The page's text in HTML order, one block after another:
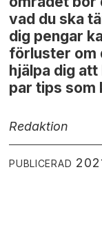
vad du ska
dig pengar
förluster om
hjälpa dig
par tips som
Redaktion
PUBLICERAD